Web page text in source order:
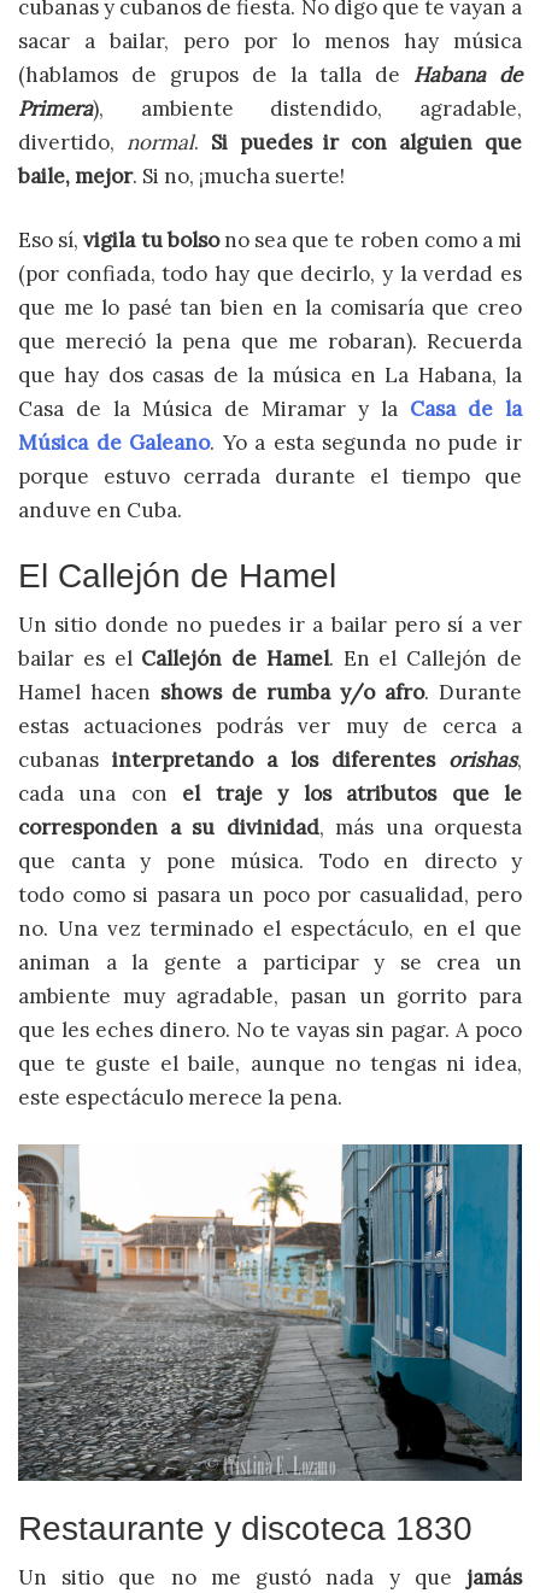
cubanas y cubanos de fiesta. No digo que te vayan a
sacar a bailar, pero por lo menos hay música
(hablamos de grupos de la talla de Habana de
Primera), ambiente distendido, agradable,
divertido, normal. Si puedes ir con alguien que
baile, mejor. Si no, ¡mucha suerte!
Eso sí, vigila tu bolsono sea que te roben como a mi
(por confiada, todo hay que decirlo, y la verdad es
que me lo pasé tan bien en la comisaría que creo
que mereció la pena que me robaran). Recuerda
que hay dos casas de la música en La Habana, la
Casa de la Música de Miramar y la Casa de la
Música de Galeano. Yo a esta segunda no pude ir
porque estuvo cerrada durante el tiempo que
anduve en Cuba.
El Callejón de Hamel
Un sitio donde no puedes ir a bailar pero sí a ver
bailar es el Callejón de Hamel. En el Callejón de
Hamel hacen shows de rumba y/o afro. Durante
estas actuaciones podrás ver muy de cerca a
cubanas interpretando a los diferentes orishas,
cada una con el traje y los atributos que le
corresponden a su divinidad, más una orquesta
que canta y pone música. Todo en directo y
todo como si pasara un poco por casualidad, pero
no. Una vez terminado el espectáculo, en el que
animan a la gente a participar y se crea un
ambiente muy agradable, pasan un gorrito para
que les eches dinero. No te vayas sin pagar. A poco
que te guste el baile, aunque no tengas ni idea,
este espectáculo merece la pena.
Restaurante y discoteca 1830
Un sitio que no me gustó nada y que jamás